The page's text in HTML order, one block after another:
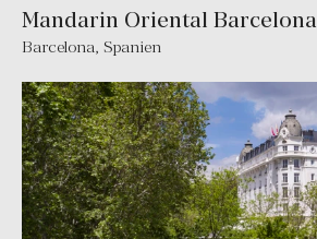
Mandarin Oriental Barcelona
Barcelona, Spanien